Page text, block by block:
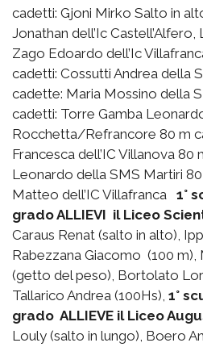
cadetti: Gjoni Mirko Salto in
Jonathan dell’Ic Castell’Alfero,
Zago Edoardo dell’Ic
cadetti: Cossutti Andrea della
cadette: Maria Mossino della
cadetti: Torre Gamba
Rocchetta/Refrancore 80 m
Francesca dell’IC Villanova 80
Leonardo della SMS Martiri
Matteo dell’IC Villafranca 1°
grado ALLIEVI il Liceo
Caraus Renat (salto in alto),
Rabezzana Giacomo (100
(getto del peso), Bortolato
Tallarico Andrea (100Hs), 1°
grado ALLIEVE il Liceo
Louly (salto in lungo), Boero